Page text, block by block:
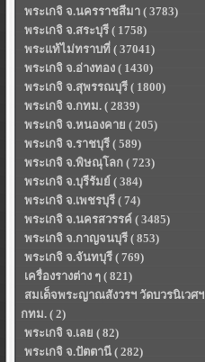
พระเกจิ จ.นครราชสีมา ( 3783)
พระเกจิ จ.สระบุรี ( 1758)
พระแท้ไม่ทราบที่ ( 37041)
พระเกจิ จ.อ่างทอง ( 1430)
พระเกจิ จ.สุพรรณบุรี ( 1800)
พระเกจิ จ.กทม. ( 2839)
พระเกจิ จ.หนองคาย ( 205)
พระเกจิ จ.ราชบุรี ( 589)
พระเกจิ จ.พิษณุโลก ( 723)
พระเกจิ จ.บุรีรัมย์ ( 384)
พระเกจิ จ.เพชรบุรี ( 74)
พระเกจิ จ.นครสวรรค์ ( 3485)
พระเกจิ จ.กาญจนบุรี ( 853)
พระเกจิ จ.จันทบุรี ( 769)
เครื่องรางต่าง ๆ ( 821)
สมเด็จพระญาณสังวรฯ วัดบวรนิเวศฯ
กทม. ( 2)
พระเกจิ จ.เลย ( 82)
พระเกจิ จ.ปัตตานี ( 282)